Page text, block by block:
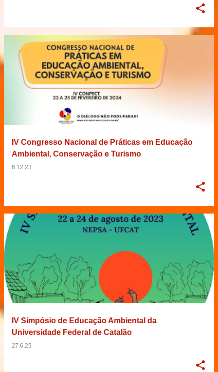
IV Congresso Nacional de Práticas em Educação
Ambiental, Conservação e Turismo
6.12.23
IV Simpósio de Educação Ambiental da
Universidade Federal de Catalão
27.6.23